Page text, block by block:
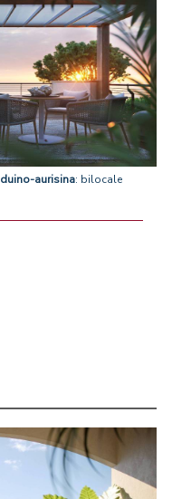
duino-aurisina: bilocale